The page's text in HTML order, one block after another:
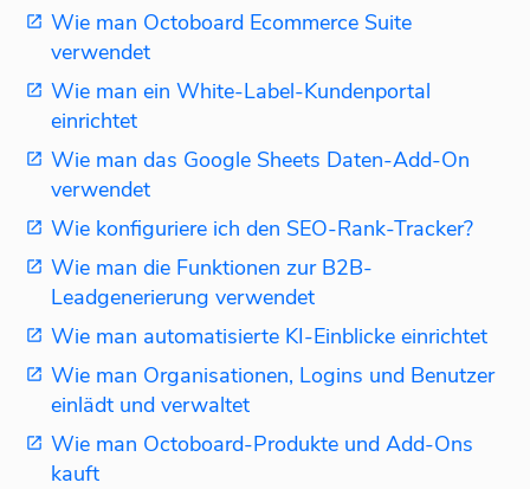
Wie man Octoboard Ecommerce Suite
verwendet
Wie man ein White-Label-Kundenportal
einrichtet
Wie man das Google Sheets Daten-Add-On
verwendet
Wie konfiguriere ich den SEO-Rank-Tracker?
Wie man die Funktionen zur B2B-
Leadgenerierung verwendet
Wie man automatisierte KI-Einblicke einrichtet
Wie man Organisationen, Logins und Benutzer
einlädt und verwaltet
Wie man Octoboard-Produkte und Add-Ons
kauft